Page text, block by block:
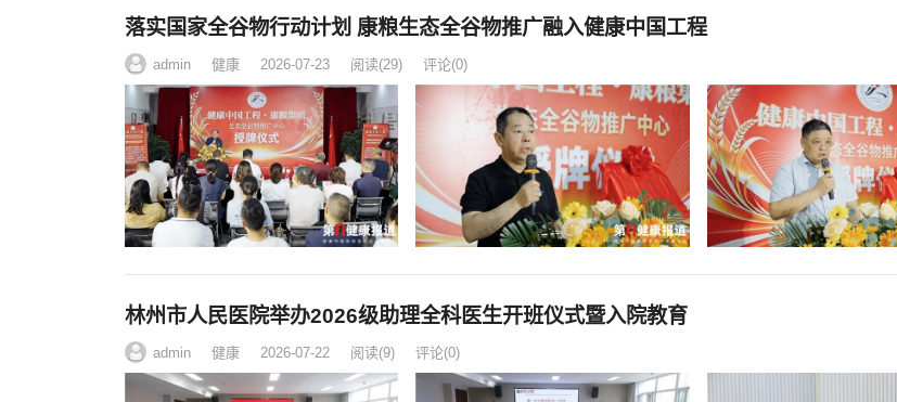
落实国家全谷物行动计划 康粮生态全谷物推广融入健康中国工程
admin 健康 2026-07-23 阅读(29) 评论(0)
林州市人民医院举办2026级助理全科医生开班仪式暨入院教育
admin 健康 2026-07-22 阅读(9) 评论(0)